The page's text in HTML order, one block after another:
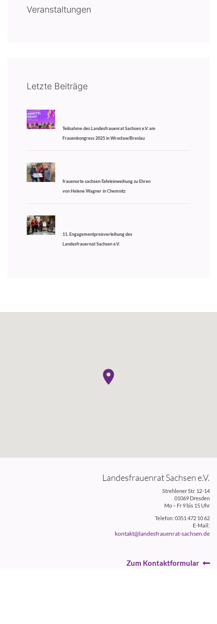
Veranstaltungen
Letzte Beiträge
Teilnahme des Landesfrauenrat Sachsen e.V. am
Frauenkongress 2025 in Wrocław/Breslau
frauenorte sachsen-Tafeleinweihung zu Ehren
von Helene Wagner in Chemnitz
11. Engagementpreisverleihung des
Landesfrauernat Sachsen e.V.
Landesfrauenrat Sachsen e.V.
Strehlener Str. 12-14
01069 Dresden
Mo – Fr 9 bis 15 Uhr
Telefon: 0351 472 10 62
E-Mail:
kontakt@landesfrauenrat-sachsen.de
Zum Kontaktformular